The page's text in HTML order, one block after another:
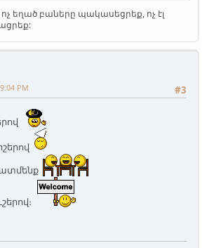
եղած բաները պակասեցրեք, ոչ էլ
#3
PM